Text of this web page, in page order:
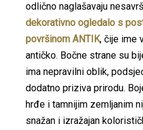
odlično naglašavaju
dekorativno ogledalo s
površinom ANTIK, čije ime
antičko. Bočne strane su
ima nepravilni oblik,
dodatno priziva prirodu.
hrđe i tamnijim zemljanim
snažan i izražajan